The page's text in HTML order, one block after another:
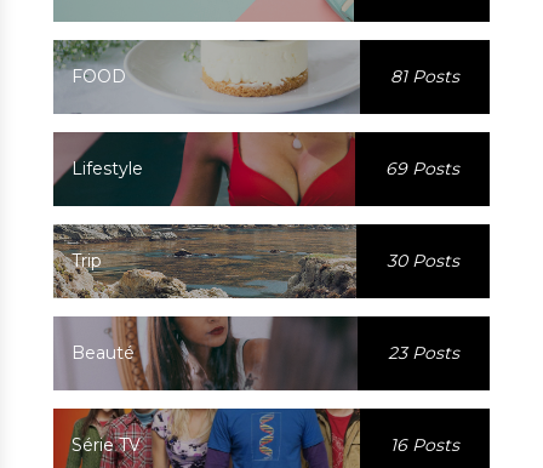
FOOD 81 Posts
Lifestyle 69 Posts
Trip 30 Posts
Beauté 23 Posts
Série TV 16 Posts